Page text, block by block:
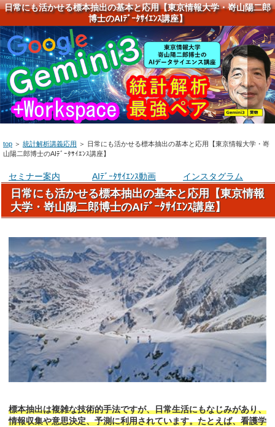
日常にも活かせる標本抽出の基本と応用【東京情報大学・嵜山陽二郎
博士のAIﾃﾞｰﾀｻｲｴﾝｽ講座】
top ＞ 統計解析講義応用 ＞ 日常にも活かせる標本抽出の基本と応用【東京情報大学・嵜
山陽二郎博士のAIﾃﾞｰﾀｻｲｴﾝｽ講座】
セミナー案内 AIﾃﾞｰﾀｻｲｴﾝｽ動画 インスタグラム
日常にも活かせる標本抽出の基本と応用【東京情報
大学・嵜山陽二郎博士のAIﾃﾞｰﾀｻｲｴﾝｽ講座】
標本抽出は複雑な技術的手法ですが、日常生活にもなじみがあり、
情報収集や意思決定、予測に利用されています。たとえば、看護学